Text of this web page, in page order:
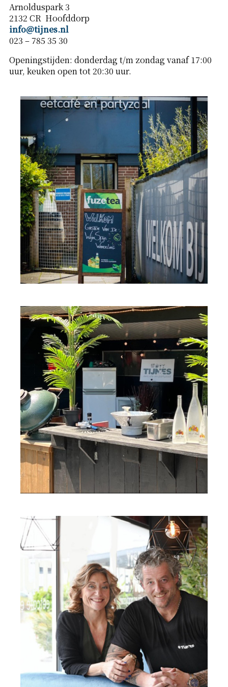
Arnolduspark 3
2132 CR Hoofddorp
info@tijnes.nl
023 – 785 35 30
Openingstijden: donderdag t/m zondag vanaf 17:00
uur, keuken open tot 20:30 uur.